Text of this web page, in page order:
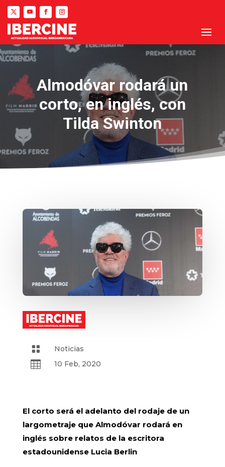
Almodóvar rodará un
corto, en inglés, con
Tilda Swinton
 Noticias
 10 Feb, 2020
El corto será el adelanto del rodaje de un
largometraje que Almodóvar rodará en
inglés sobre relatos de la escritora
estadounidense Lucia Berlin